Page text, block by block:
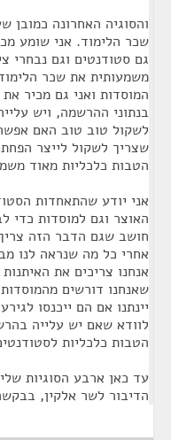
והסוגיה האחרונה כמובן
שכר הלימוד. אני שומע
גם סטודנטים וגם נבחרי
משמעותית את שכר
המוסדות ואני גם מכיר
בנתוני ההרשמה, ויש
לשקול טוב טוב האם
שצריך לשקול לייצר
הטבות כלכליות מאוד
אני יודע שהתאחדות
האוצר וגם למוסדות כדי
חושב שגם הדבר הזה
אחרי כל מה שנראה לנו
אנחנו צריכים את
שאנחנו דורשים
יינתנו אם הם ייכנסו
לוודא שאם יש עלייה
הטבות כלכליות
עד כאן ארבע הסוגיות
הדיבור לשר אלקין,